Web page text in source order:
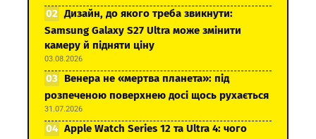
Дизайн, до якого треба звикнути:
Samsung Galaxy S27 Ultra може змінити
камеру й підняти ціну
03.08.2026
Венера не «мертва планета»: під
розпеченою поверхнею досі щось рухається
31.07.2026
Apple Watch Series 12 та Ultra 4: чого